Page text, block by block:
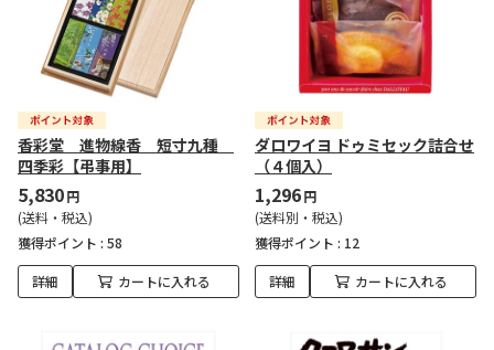
香彩堂 進物線香 短寸九種
四季彩【弔事用】
5,830円
(送料・税込)
獲得ポイント : 58
詳細 カートに入れる
ダロワイヨ ドゥミセック詰合せ
（４個入）
1,296円
(送料別・税込)
獲得ポイント : 12
詳細 カートに入れる